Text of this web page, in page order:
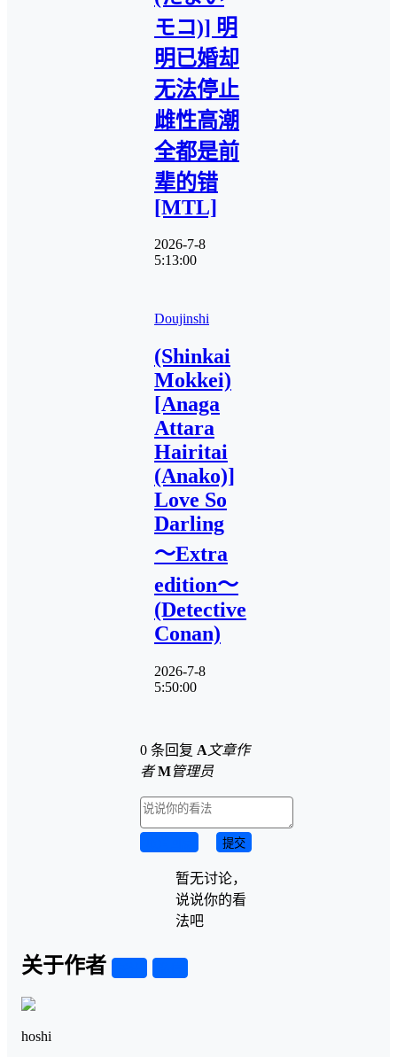
モコ)] 明
明已婚却
无法停止
雌性高潮
全都是前
辈的错
[MTL]
2026-7-8
5:13:00
Doujinshi
(Shinkai
Mokkei)
[Anaga
Attara
Hairitai
(Anako)]
Love So
Darling
～Extra
edition～
(Detective
Conan)
2026-7-8
5:50:00
0 条回复 A 文章作
者 M管理员
提交
暂无讨论，
说说你的看
法吧
关于作者
hoshi